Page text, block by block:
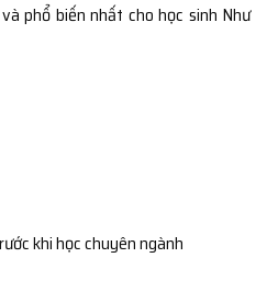
và phổ biến nhất cho học sinh Như
khi học chuyên ngành